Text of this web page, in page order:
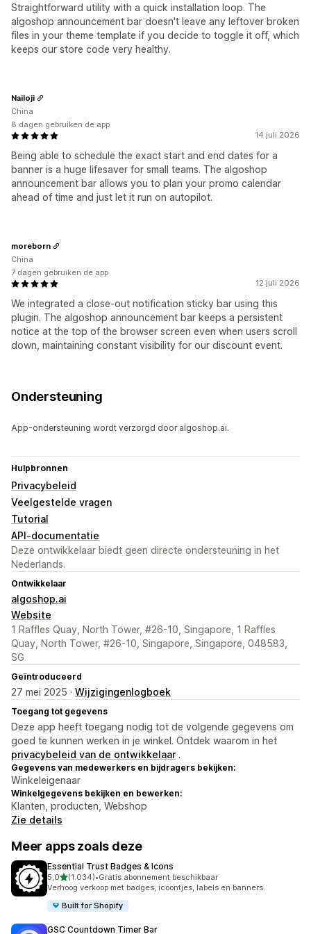
Straightforward utility with a quick installation loop. The
algoshop announcement bar doesn't leave any leftover broken
files in your theme template if you decide to toggle it off, which
keeps our store code very healthy.
14 juli 2026
Being able to schedule the exact start and end dates for a
banner is a huge lifesaver for small teams. The algoshop
announcement bar allows you to plan your promo calendar
ahead of time and just let it run on autopilot.
Nailoji
China
8 dagen gebruiken de app
12 juli 2026
We integrated a close-out notification sticky bar using this
plugin. The algoshop announcement bar keeps a persistent
notice at the top of the browser screen even when users scroll
down, maintaining constant visibility for our discount event.
moreborn
China
7 dagen gebruiken de app
Ondersteuning
App-ondersteuning wordt verzorgd door algoshop.ai.
Hulpbronnen
Privacybeleid
Veelgestelde vragen
Tutorial
API-documentatie
Deze ontwikkelaar biedt geen directe ondersteuning in het
Nederlands.
Ontwikkelaar
algoshop.ai
Website
1 Raffles Quay, North Tower, #26-10, Singapore, 1 Raffles
Quay, North Tower, #26-10, Singapore, Singapore, 048583,
SG
Geïntroduceerd
27 mei 2025 · Wijzigingenlogboek
Toegang tot gegevens
Deze app heeft toegang nodig tot de volgende gegevens om
goed te kunnen werken in je winkel. Ontdek waarom in het
privacybeleid van de ontwikkelaar .
Gegevens van medewerkers en bijdragers bekijken:
Winkeleigenaar
Winkelgegevens bekijken en bewerken:
Klanten, producten, Webshop
Zie details
Meer apps zoals deze
Essential Trust Badges & Icons
5,0van 5 sterren
(1.034)
1034 recensies in totaal
•Gratis abonnement beschikbaar
Verhoog verkoop met badges, icoontjes, labels en banners.
Built for Shopify
GSC Countdown Timer Bar